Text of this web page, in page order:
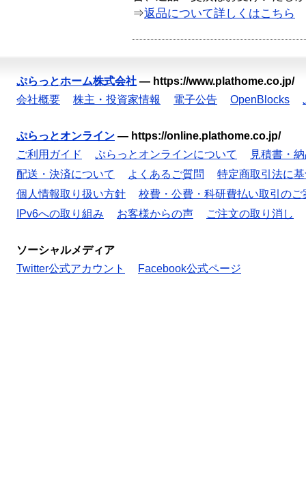
⇒返品について詳しくはこちら
ぷらっとホーム株式会社 — https://www.plathome.co.jp/
会社概要
株主・投資家情報 電子公告 OpenBlocks
ぷらっとオンライン — https://online.plathome.co.jp/
ご利用ガイド
ぷらっとオンラインについて
見積書・
配送・決済について
よくあるご質問
特定商取引法に
個人情報取り扱い方針
校費・公費・科研費払い取引のご
IPv6への取り組み
お客様からの声 ご注文の取り消し
ソーシャルメディア
Twitter公式アカウント
Facebook公式ページ